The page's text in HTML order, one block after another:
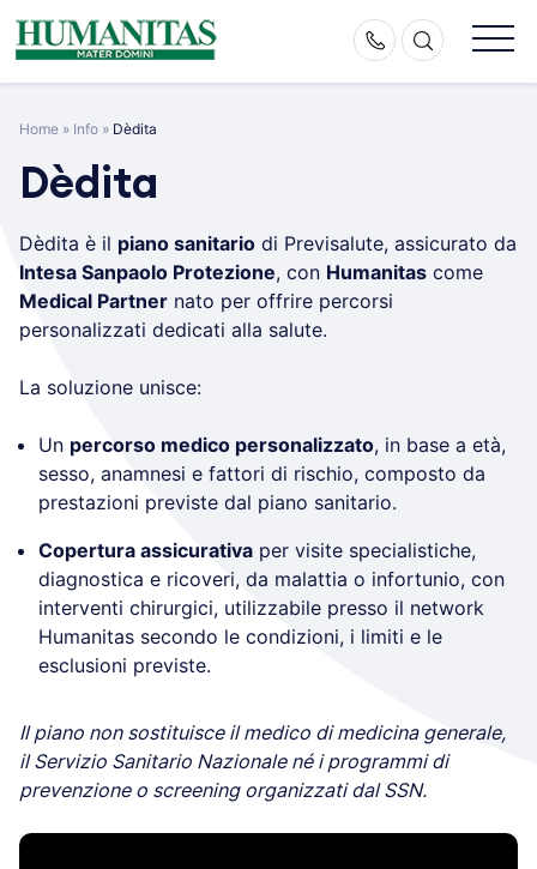
Skip
to
Home » Info » Dèdita
Dèdita
Dèdita è il piano sanitario di Previsalute, assicurato da
Intesa Sanpaolo Protezione, con Humanitas come
Medical Partner nato per offrire percorsi
personalizzati dedicati alla salute.
La soluzione unisce:
Un percorso medico personalizzato, in base a età,
sesso, anamnesi e fattori di rischio, composto da
prestazioni previste dal piano sanitario.
Copertura assicurativa per visite specialistiche,
diagnostica e ricoveri, da malattia o infortunio, con
interventi chirurgici, utilizzabile presso il network
Humanitas secondo le condizioni, i limiti e le
esclusioni previste.
Il piano non sostituisce il medico di medicina generale,
il Servizio Sanitario Nazionale né i programmi di
prevenzione o screening organizzati dal SSN.